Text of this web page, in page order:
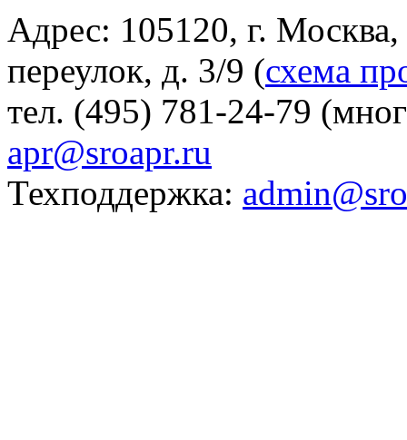
Адрес: 105120, г.
переулок, д. 3/9 (схема
тел. (495) 781-24-79
apr@sroapr.ru
Техподдержка: